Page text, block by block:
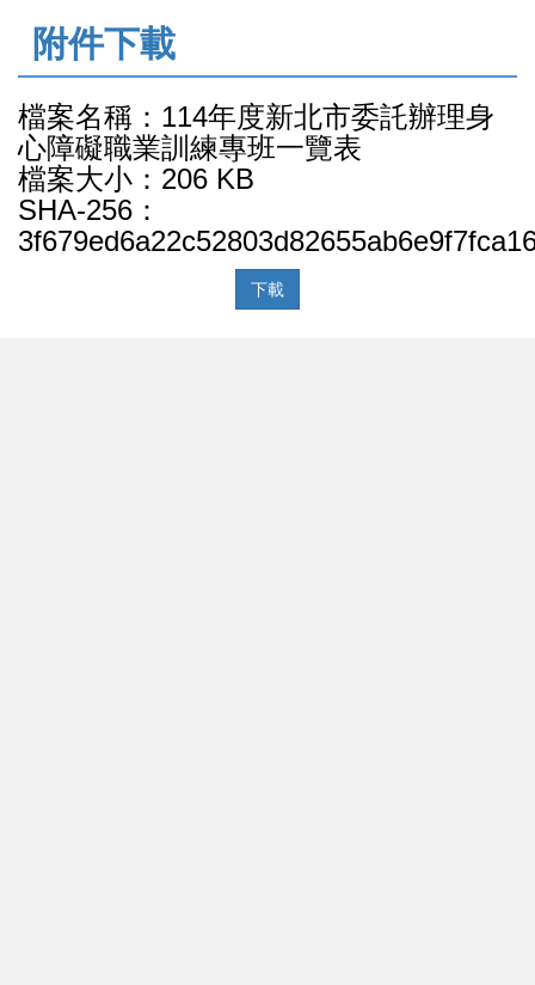
附件下載
檔案名稱：114年度新北市委託辦理身
心障礙職業訓練專班一覽表
檔案大小：206 KB
SHA-256：
下載